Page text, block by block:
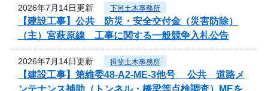
2026年7月14日更新 下呂土木事務所
【建設工事】公共 防災・安全交付金（災害防除）
（主）宮萩原線 工事に関する一般競争入札公告
2026年7月14日更新 揖斐土木事務所
【建設工事】第維委48-A2-ME-3他号 公共 道路メ
ンテナンス補助（トンネル・橋梁等点検調査）MEを